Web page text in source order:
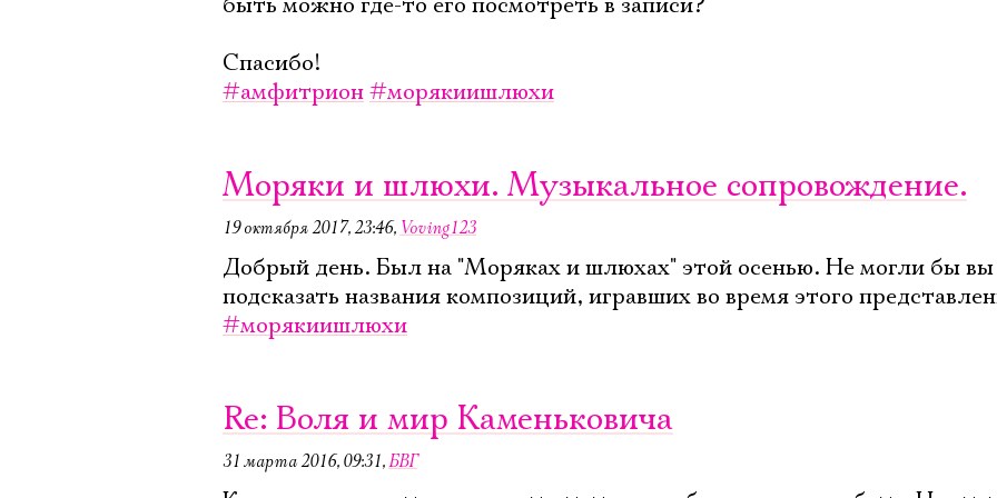
Спасибо!
#амфитрион#морякиишлюхи
Моряки и шлюхи. Музыкальное сопровождение.
19 октября 2017, 23:46, Voving123
Добрый день. Был на "Моряках и шлюхах" этой осенью. Не могли бы вы
подсказать названия композиций, игравших во время этого
#морякиишлюхи
Re: Воля и мир Каменьковича
31 марта 2016, 09:31,БВГ